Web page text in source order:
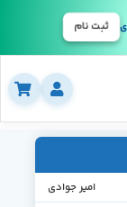
ثبت نام
امیر جوادی